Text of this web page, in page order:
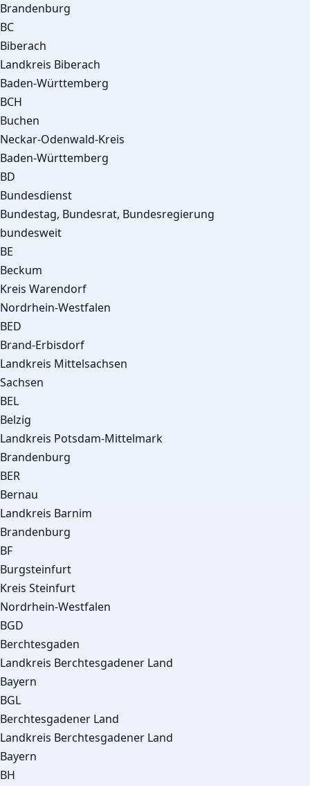
Brandenburg
BC
Biberach
Landkreis Biberach
Baden-Württemberg
BCH
Buchen
Neckar-Odenwald-Kreis
Baden-Württemberg
BD
Bundesdienst
Bundestag, Bundesrat, Bundesregierung
bundesweit
BE
Beckum
Kreis Warendorf
Nordrhein-Westfalen
BED
Brand-Erbisdorf
Landkreis Mittelsachsen
Sachsen
BEL
Belzig
Landkreis Potsdam-Mittelmark
Brandenburg
BER
Bernau
Landkreis Barnim
Brandenburg
BF
Burgsteinfurt
Kreis Steinfurt
Nordrhein-Westfalen
BGD
Berchtesgaden
Landkreis Berchtesgadener Land
Bayern
BGL
Berchtesgadener Land
Landkreis Berchtesgadener Land
Bayern
BH